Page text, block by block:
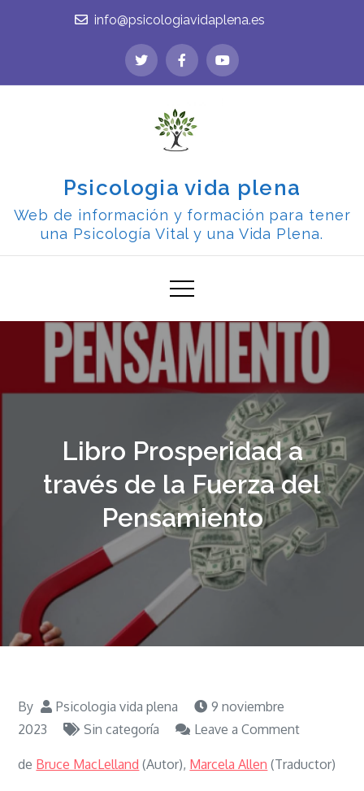
info@psicologiavidaplena.es
Psicologia vida plena
Web de información y formación para tener
una Psicología Vital y una Vida Plena.
Libro Prosperidad a
través de la Fuerza del
Pensamiento
By Psicologia vida plena
9 noviembre
2023
Sin categoría Leave a Commenton
de Bruce MacLelland (Autor), Marcela Allen (Traductor)